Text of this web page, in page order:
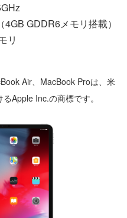
GDDR6メ‍モ‍リ搭載）
リ
Air、MacBook Proは、米
Apple Inc.の商標です。